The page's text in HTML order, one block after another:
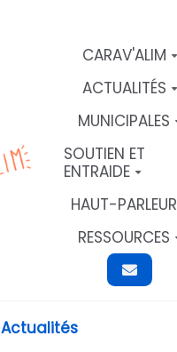
CARAV'ALIM
ACTUALITÉS
MUNICIPALES
SOUTIEN ET
ENTRAIDE
HAUT-PARLEUR
RESSOURCES
Actualités